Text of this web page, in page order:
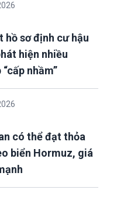
hồ sơ định cư hậu
hiện nhiều
nhầm”
có thể đạt thỏa
biển Hormuz, giá